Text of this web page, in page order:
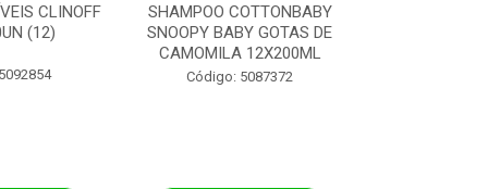
CLINOFF
(12)
SHAMPOO COTTONBABY
SNOOPY BABY GOTAS DE
CAMOMILA 12X200ML
Código: 5087372